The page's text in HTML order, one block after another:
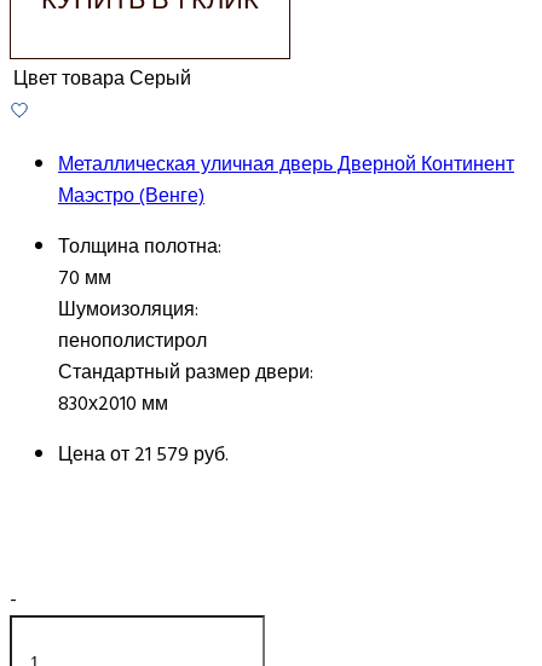
Цвет товараСерый
Металлическая уличная дверь Дверной Континент
Маэстро (Венге)
Толщина полотна:
70 мм
Шумоизоляция:
пенополистирол
Стандартный размер двери:
830х2010 мм
Цена от21 579 руб.
-